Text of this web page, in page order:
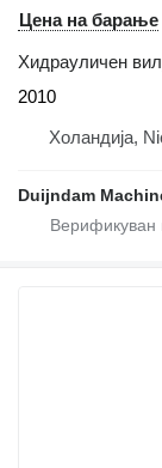
Цена на барање
Хидрауличен
2010
Холандија,
Duijndam